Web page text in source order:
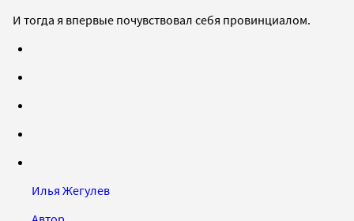
И тогда я впервые почувствовал себя провинциалом.
Илья Жегулев